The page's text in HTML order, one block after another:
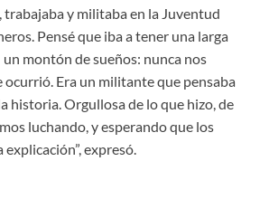
y militaba en la Juventud
Pensé que iba a tener una larga
montón de sueños: nunca nos
ocurrió. Era un militante que pensaba
historia. Orgullosa de lo que hizo, de
luchando, y esperando que los
explicación”, expresó.